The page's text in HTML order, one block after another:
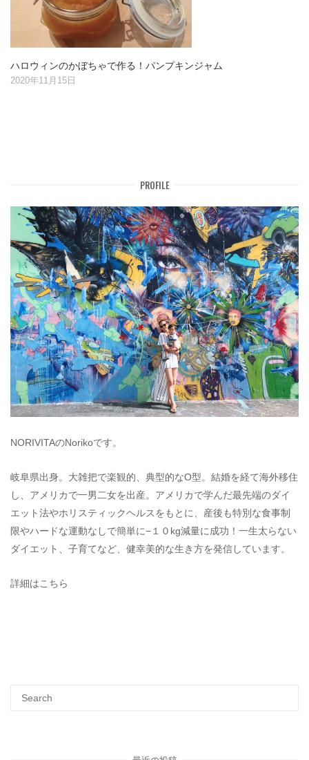
ハロウィンのかぼちゃで作る！パンプキンジャム
2020年11月15日
PROFILE
NORIVITAのNorikoです。
岐阜県出身。大雑把で楽観的、典型的なO型。結婚を経て海外移住
し、アメリカで一男二女を出産。アメリカで学んだ最先端のダイ
エット法やホリスティックヘルスをもとに、産後も特別な食事制
限やハードな運動なしで簡単に−１０kg減量に成功！一生太らない
ダイエット、子育てなど、健幸美的な生き方を発信しています。
詳細はこちら